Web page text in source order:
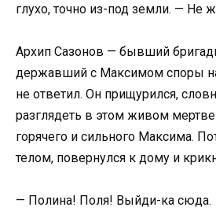
глухо, точно из-под земли. — Не
Архип Сазонов — бывший
державший с Максимом споры
не ответил. Он прищурился,
разглядеть в этом живом
горячего и сильного Максима.
телом, повернулся к дому и
— Полина! Поля! Выйди-ка сюда.